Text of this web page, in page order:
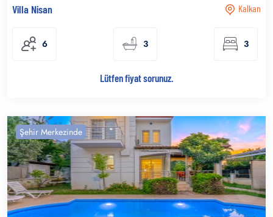
Kalkan
Villa Nisan
6 3 3
Lütfen fiyat sorunuz.
Şehir Merkezinde